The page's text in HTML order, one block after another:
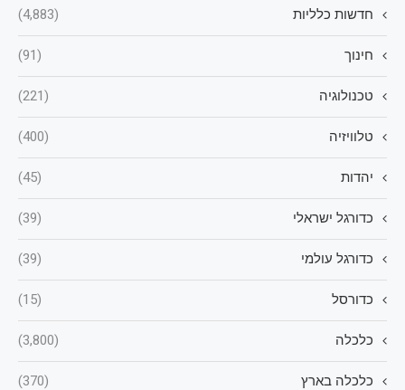
חדשות כלליות (4,883)
חינוך (91)
טכנולוגיה (221)
טלוויזיה (400)
יהדות (45)
כדורגל ישראלי (39)
כדורגל עולמי (39)
כדורסל (15)
כלכלה (3,800)
כלכלה בארץ (370)